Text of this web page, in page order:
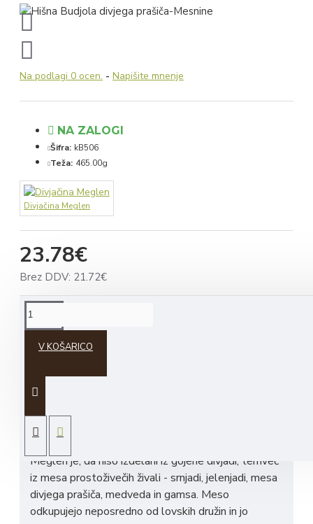
Na podlagi 0 ocen. - Napišite mnenje
23.78€
Brez DDV: 21.72€
NA ZALOGI
Šifra: kB506
Teža: 465.00g
Divjačina Meglen
V KOŠARICO
ukvarja s pridelavo divjačinskih izdelkov. Z divjačino
Meglen je, da niso izdelani iz gojene divjadi, temveč
iz mesa prostoživečih živali - srnjadi, jelenjadi, mesa
divjega prašiča, medveda in gamsa. Meso
odkupujejo neposredno od lovskih družin in jo